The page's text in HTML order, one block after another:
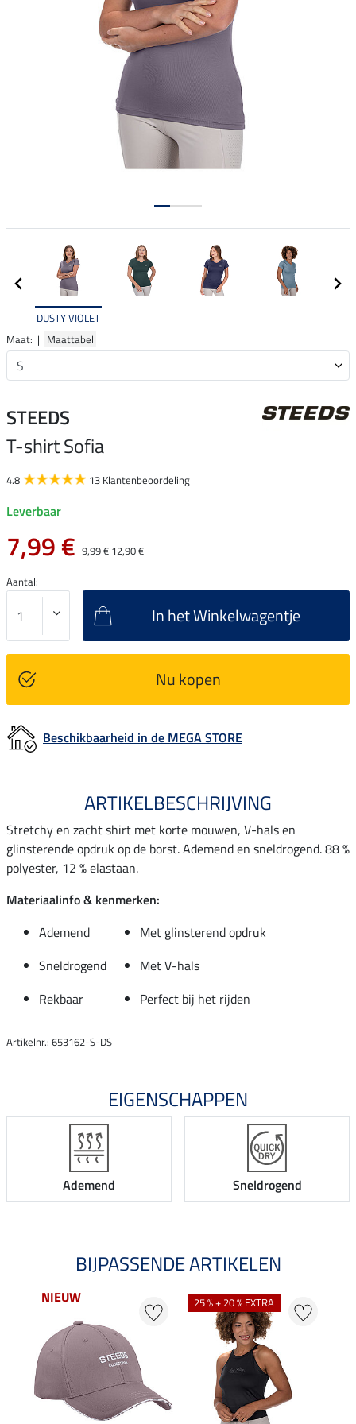
DUSTY VIOLET
Maat: | Maattabel
STEEDS
T-shirt Sofia
4.8 13 Klantenbeoordeling
Leverbaar
7,99 € 9,99 €12,90 €
Aantal:
In het Winkelwagentje
Nu kopen
Beschikbaarheid in de MEGA STORE
ARTIKELBESCHRIJVING
Stretchy en zacht shirt met korte mouwen, V-hals en
glinsterende opdruk op de borst. Ademend en sneldrogend. 88 %
polyester, 12 % elastaan.
Materiaalinfo & kenmerken:
Ademend
Met glinsterend opdruk
Sneldrogend
Met V-hals
Rekbaar
Perfect bij het rijden
Artikelnr.: 653162-S-DS
EIGENSCHAPPEN
Ademend Sneldrogend
BIJPASSENDE ARTIKELEN
NIEUW 25 % + 20 % EXTRA